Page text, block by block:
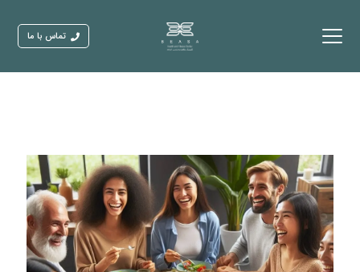
تماس با ما